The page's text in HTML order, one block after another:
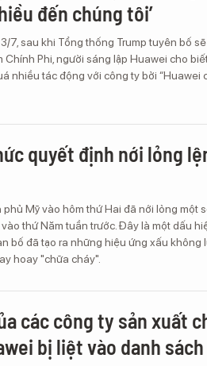
đến chúng tôi’
7, sau khi Tổng thống Trump tuyên bố
Chính Phi, người sáng lập Huawei cho
nhiều tác động với công ty bởi “Huawei
quyết định nới lỏng
Mỹ vào hôm thứ Hai đã nới lỏng một
thứ Năm tuần trước. Đây là một dấu
bố đã tạo ra những hiệu ứng xấu không
hoay "chữa cháy".
các công ty sản xuất
bị liệt vào danh